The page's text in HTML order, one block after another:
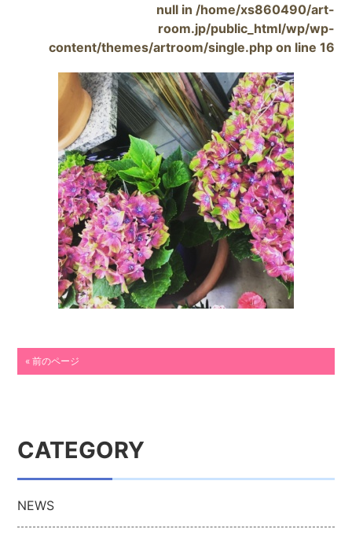
null in /home/xs860490/art-
room.jp/public_html/wp/wp-
content/themes/artroom/single.phpon line 16
« 前のページ
CATEGORY
NEWS